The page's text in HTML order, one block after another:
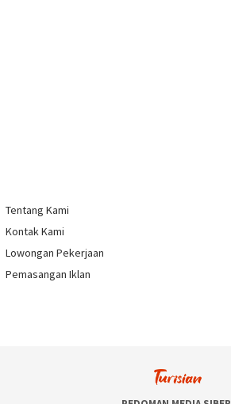
Tentang Kami
Kontak Kami
Lowongan Pekerjaan
Pemasangan Iklan